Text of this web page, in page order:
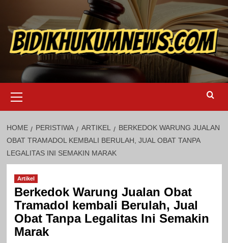
content
Menu
HOME PERISTIWA ARTIKEL
BERKEDOK WARUNG JUALAN
OBAT TRAMADOL KEMBALI BERULAH, JUAL OBAT TANPA
LEGALITAS INI SEMAKIN MARAK
Artikel
Berkedok Warung Jualan Obat
Tramadol kembali Berulah, Jual
Obat Tanpa Legalitas Ini Semakin
Marak